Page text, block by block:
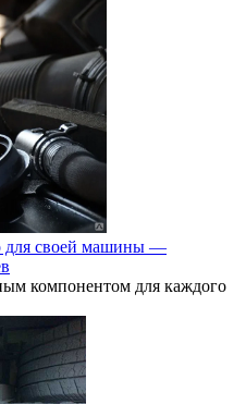
для своей машины —
компонентом для каждого